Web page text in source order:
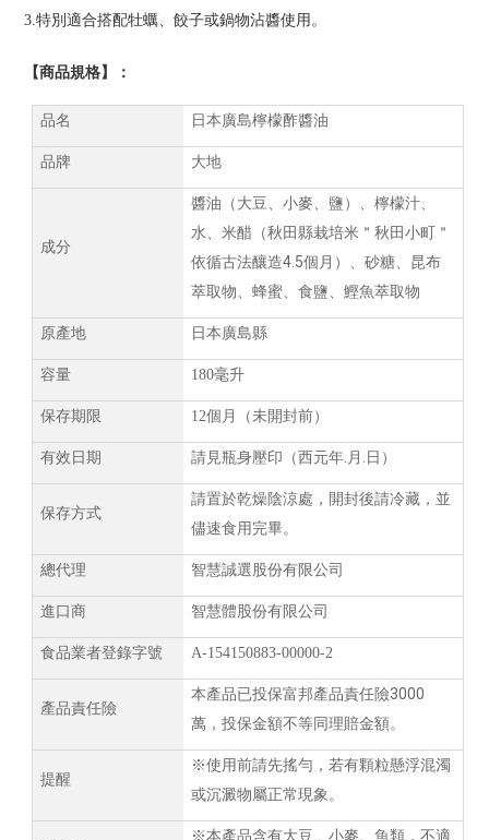
3.特別適合搭配牡蠣、餃子或鍋物沾醬使用。
【商品規格】：
品名 日本廣島檸檬酢醬油
品牌 大地
成分
醬油（大豆、小麥、鹽）、檸檬汁、
水、米醋（秋田縣栽培米＂秋田小町＂
依循古法釀造4.5個月）、砂糖、昆布
萃取物、蜂蜜、食鹽、鰹魚萃取物
原產地 日本廣島縣
容量 180毫升
保存期限 12個月（未開封前）
有效日期 請見瓶身壓印（西元年 月 日）
保存方式
請置於乾燥陰涼處，開封後請冷藏，並
儘速食用完畢。
總代理 智慧誠選股份有限公司
進口商 智慧體股份有限公司
食品業者登錄字號 A-154150883-00000-2
產品責任險
本產品已投保富邦產品責任險3000
萬，投保金額不等同理賠金額。
提醒
※使用前請先搖勻，若有顆粒懸浮混濁
或沉澱物屬正常現象。
※本產品含有大豆、小麥、魚類，不適